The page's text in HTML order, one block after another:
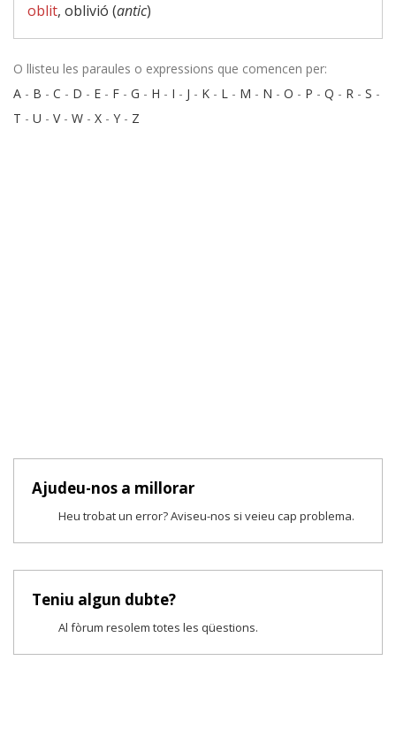
oblit, oblivió (antic)
O llisteu les paraules o expressions que comencen per:
A - B - C - D - E - F - G - H - I - J - K - L - M - N - O - P - Q - R - S -
T - U - V- W - X - Y - Z
Ajudeu-nos a millorar
Heu trobat un error? Aviseu-nos si veieu cap problema.
Teniu algun dubte?
Al fòrum resolem totes les qüestions.